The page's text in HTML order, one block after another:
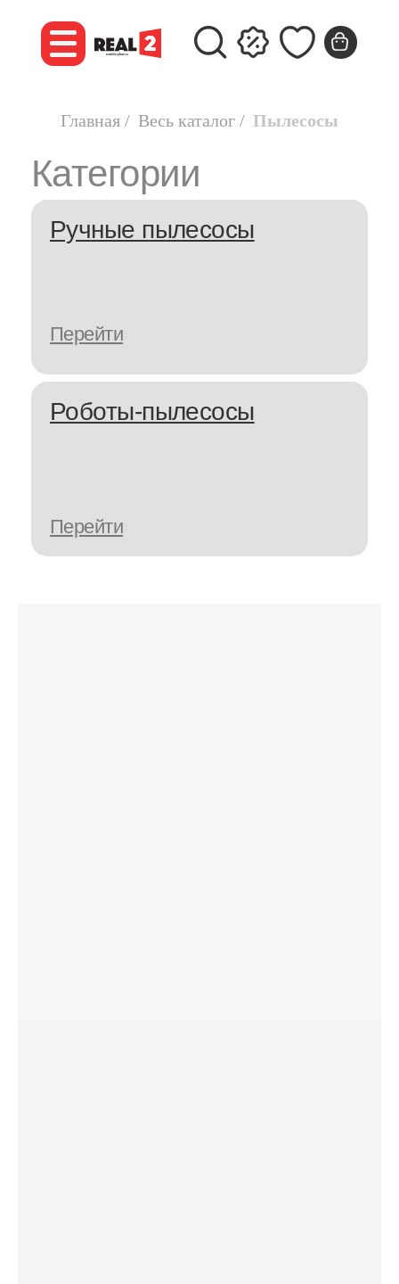
Главная / Весь каталог / Пылесосы
Перейти
Перейти
Ручные пылесосы
Категории